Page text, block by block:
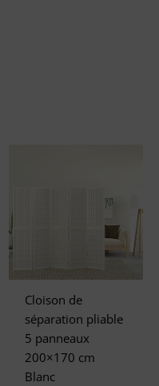
Cloison de
séparation pliable
5 panneaux
200×170 cm
Blanc